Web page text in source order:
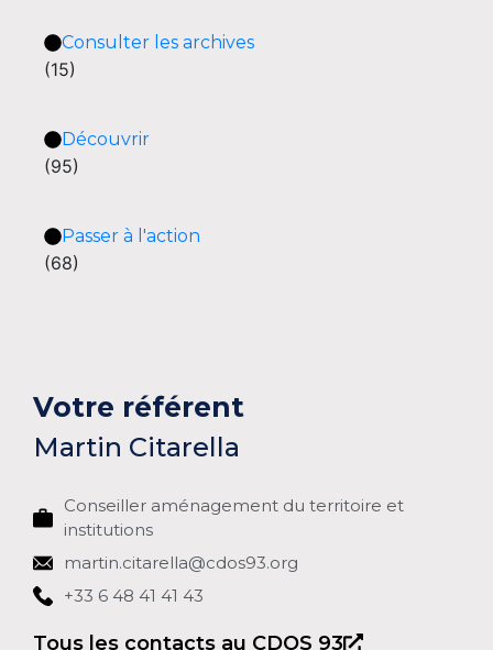
Consulter les archives
(15)
Découvrir
(95)
Passer à l'action
(68)
Votre référent
Martin Citarella
Conseiller aménagement du territoire et
institutions
martin.citarella@cdos93.org
+33 6 48 41 41 43
Tous les contacts au CDOS 93